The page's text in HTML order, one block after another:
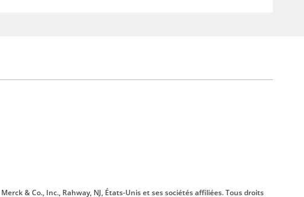
Merck & Co., Inc., Rahway, NJ, États-Unis et ses sociétés affiliées. Tous droits